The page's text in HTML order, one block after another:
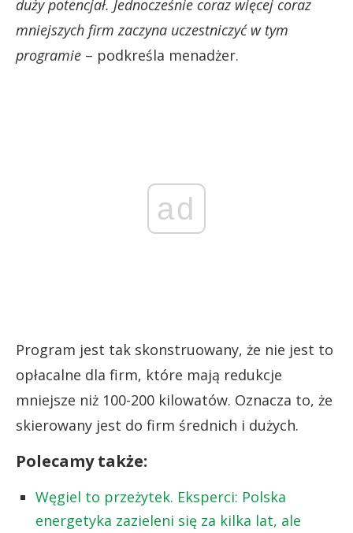
duży potencjał. Jednocześnie coraz więcej coraz
mniejszych firm zaczyna uczestniczyć w tym
programie – podkreśla menadżer.
ad
Program jest tak skonstruowany, że nie jest to
opłacalne dla firm, które mają redukcje
mniejsze niż 100-200 kilowatów. Oznacza to, że
skierowany jest do firm średnich i dużych.
Polecamy także:
Węgiel to przeżytek. Eksperci: Polska
energetyka zazieleni się za kilka lat, ale